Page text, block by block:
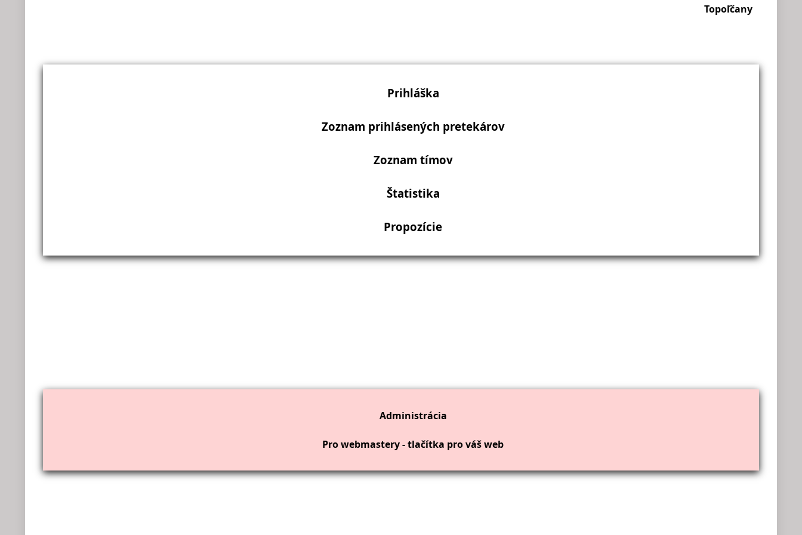
Topoľčany
Prihláška
Zoznam prihlásených pretekárov
Zoznam tímov
Štatistika
Propozície
Administrácia
Pro webmastery - tlačítka pro váš web